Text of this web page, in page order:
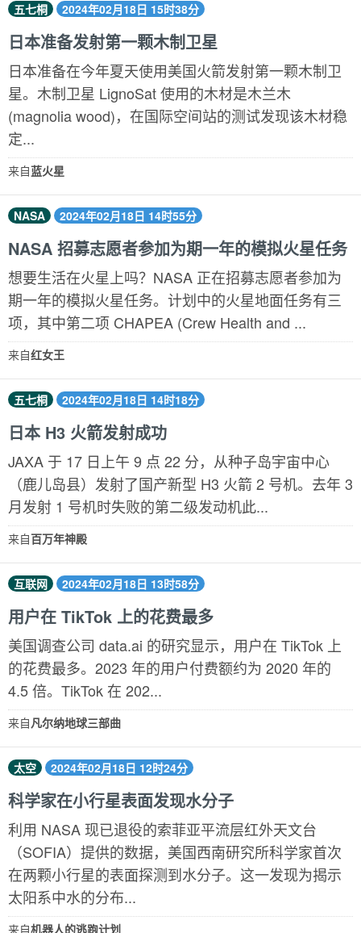
五七桐 2024年02月18日 15时38分
日本准备发射第一颗木制卫星
日本准备在今年夏天使用美国火箭发射第一颗木制卫
星。木制卫星 LignoSat 使用的木材是木兰木
(magnolia wood)，在国际空间站的测试发现该木材稳
定...
来自蓝火星
NASA 2024年02月18日 14时55分
NASA 招募志愿者参加为期一年的模拟火星任务
想要生活在火星上吗？NASA 正在招募志愿者参加为
期一年的模拟火星任务。计划中的火星地面任务有三
项，其中第二项 CHAPEA (Crew Health and ...
来自红女王
五七桐 2024年02月18日 14时18分
日本 H3 火箭发射成功
JAXA 于 17 日上午 9 点 22 分，从种子岛宇宙中心
（鹿儿岛县）发射了国产新型 H3 火箭 2 号机。去年 3
月发射 1 号机时失败的第二级发动机此...
来自百万年神殿
互联网 2024年02月18日 13时58分
用户在 TikTok 上的花费最多
美国调查公司 data.ai 的研究显示，用户在 TikTok 上
的花费最多。2023 年的用户付费额约为 2020 年的
4.5 倍。TikTok 在 202...
来自凡尔纳地球三部曲
太空 2024年02月18日 12时24分
科学家在小行星表面发现水分子
利用 NASA 现已退役的索菲亚平流层红外天文台
（SOFIA）提供的数据，美国西南研究所科学家首次
在两颗小行星的表面探测到水分子。这一发现为揭示
太阳系中水的分布...
来自机器人的逃跑计划